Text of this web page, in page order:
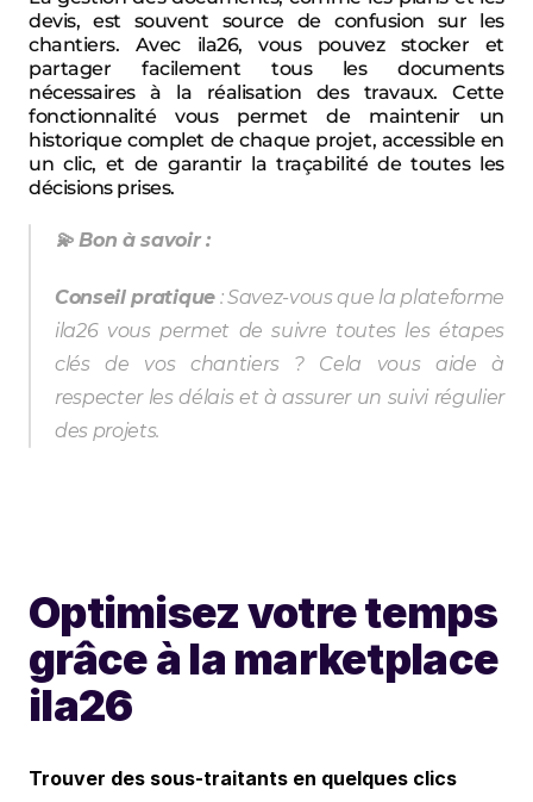
devis, est souvent source de confusion sur les
chantiers. Avec ila26, vous pouvez stocker et
partager facilement tous les documents
nécessaires à la réalisation des travaux. Cette
fonctionnalité vous permet de maintenir un
historique complet de chaque projet, accessible en
un clic, et de garantir la traçabilité de toutes les
décisions prises.
💫 Bon à savoir :
Conseil pratique : Savez-vous que la plateforme
ila26 vous permet de suivre toutes les étapes
clés de vos chantiers ? Cela vous aide à
respecter les délais et à assurer un suivi régulier
des projets.
Optimisez votre temps
grâce à la marketplace
ila26
Trouver des sous-traitants en quelques clics